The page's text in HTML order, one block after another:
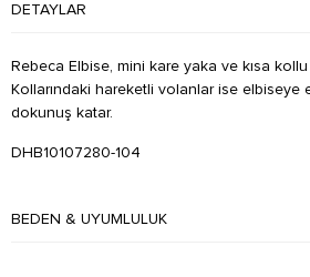
DETAYLAR
Rebeca Elbise, mini kare yaka ve kısa kollu
Kollarındaki hareketli volanlar ise elbiseye
dokunuş katar.
DHB10107280-104
BEDEN & UYUMLULUK